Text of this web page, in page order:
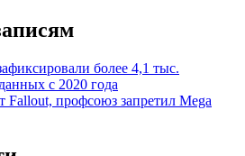
более 4,1 тыс.
с 2020 года
Fallout, профсоюз запретил Mega